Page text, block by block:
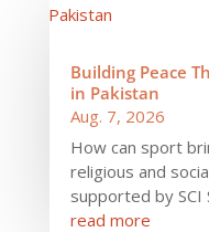
Building Peace
in Pakistan
Aug. 7, 2026
How can sport
religious and
supported by SCI
read more